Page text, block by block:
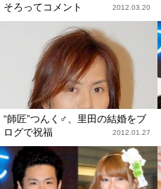
そろってコメント
2012.03.20
“師匠”つんく♂、里田の結婚をブ
ログで祝福
2012.01.27